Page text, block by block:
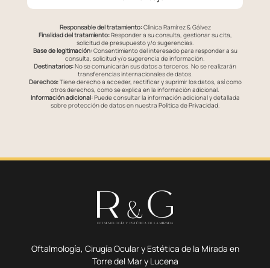
Responsable del tratamiento:Clínica Ramírez & Gálvez
Finalidad del tratamiento:Responder a su consulta, gestionar su cita,
solicitud de presupuesto y/o sugerencias.
Base de legitimación:Consentimiento del interesado para responder a su
consulta, solicitud y/o sugerencia de información.
Destinatarios:No se comunicarán sus datos a terceros. No se realizarán
transferencias internacionales de datos.
Derechos:Tiene derecho a acceder, rectificar y suprimir los datos, así como
otros derechos, como se explica en la información adicional.
Información adicional:Puede consultar la información adicional y detallada
sobre protección de datos en nuestra Política de Privacidad.
Oftalmología, Cirugía Ocular y Estética de la Mirada en
Torre del Mar y Lucena